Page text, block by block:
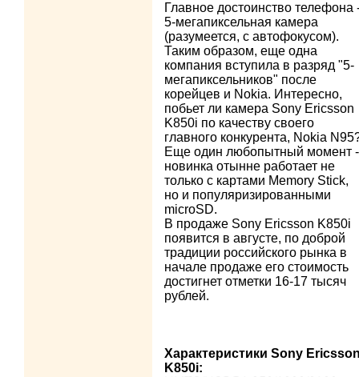
Главное достоинство телефона
5-мегапиксельная камера
(разумеется, с автофокусом).
Таким образом, еще одна
компания вступила в разряд "5-
мегапиксельников" после
корейцев и Nokia. Интересно,
побьет ли камера Sony Ericsson
K850i по качеству своего
главного конкурента, Nokia
Еще один любопытный момент -
новинка отынне работает не
только с картами Memory Stick,
но и популяризированными
microSD.
В продаже Sony Ericsson K850i
появится в августе, по доброй
традиции российского рынка в
начале продаже его стоимость
достигнет отметки 16-17 тысяч
рублей.
Характеристики Sony
K850i: